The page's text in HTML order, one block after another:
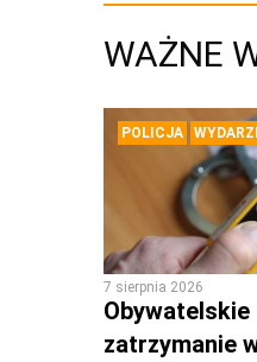
WAŻNE
POLICJA
7 sierpnia 2026
Obywatelskie
zatrzymanie